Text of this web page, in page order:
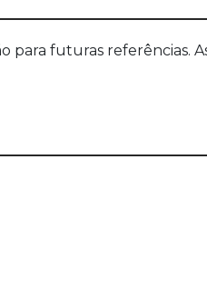
futuras referências.